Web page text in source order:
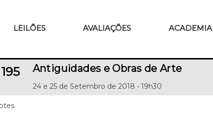
LEILÕES AVALIAÇÕES ACADEMIA
195 Antiguidades e Obras de Arte
24 e 25 de Setembro de 2018 • 19h30